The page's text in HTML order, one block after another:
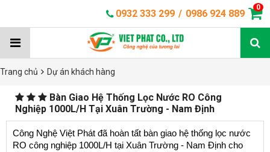
0932 333 299 / 0986 924 889
0
Trang chủ Dự án khách hàng
Bàn Giao Hệ Thống Lọc Nước RO Công
Nghiệp 1000L/H Tại Xuân Trường - Nam Định
Công Nghệ Việt Phát đã hoàn tất bàn giao hệ thống lọc nước
RO công nghiệp 1000L/H tại Xuân Trường - Nam Định cho